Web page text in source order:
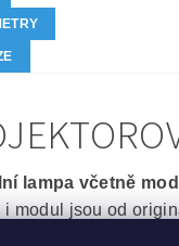
lampa včetně
i modul jsou od